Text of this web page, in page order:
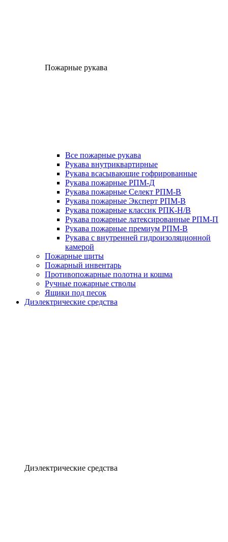
Пожарные рукава
Все пожарные рукава
Рукава внутриквартирные
Рукава всасывающие гофрированные
Рукава пожарные РПМ-Д
Рукава пожарные Селект РПМ-В
Рукава пожарные Эксперт РПМ-В
Рукава пожарные классик РПК-Н/В
Рукава пожарные латексированные РПМ-П
Рукава пожарные премиум РПМ-В
Рукава с внутренней гидроизоляционной
камерой
Пожарные щиты
Пожарный инвентарь
Противопожарные полотна и кошма
Ручные пожарные стволы
Ящики под песок
Диэлектрические средства
Диэлектрические средства